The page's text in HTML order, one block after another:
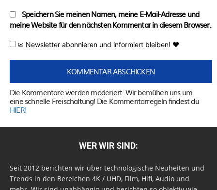
Speichern Sie meinen Namen, meine E-Mail-Adresse und
meine Website für den nächsten Kommentar in diesem Browser.
✉ Newsletter abonnieren und informiert bleiben! ♥
Die Kommentare werden moderiert. Wir bemühen uns um
eine schnelle Freischaltung! Die Kommentarregeln findest du
HIER!
WER WIR SIND:
Seit 2012 berichten wir über technologische Neuheiten und
Trends in den Bereichen 4K / UHD, Film, Hifi, Audio und